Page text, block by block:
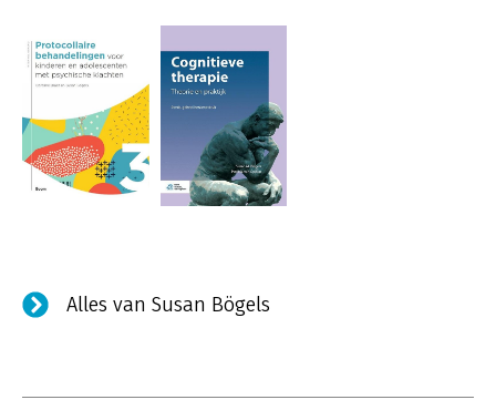
Alles van Susan Bögels